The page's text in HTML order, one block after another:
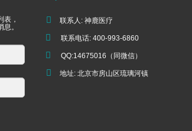
表，
。
联系人: 神鹿医疗
联系电话: 400-993-6860
QQ:14675016（同微信）
地址: 北京市房山区琉璃河镇